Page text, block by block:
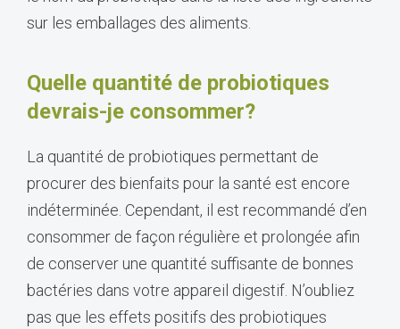
sur les emballages des aliments.
Quelle quantité de probiotiques
devrais-je consommer?
La quantité de probiotiques permettant de
procurer des bienfaits pour la santé est encore
indéterminée. Cependant, il est recommandé d’en
consommer de façon régulière et prolongée afin
de conserver une quantité suffisante de bonnes
bactéries dans votre appareil digestif. N’oubliez
pas que les effets positifs des probiotiques